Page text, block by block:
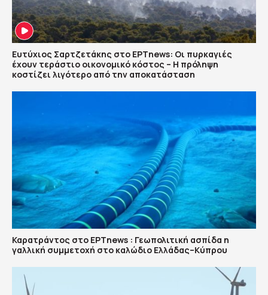
Ευτύχιος Σαρτζετάκης στο ΕΡΤnews: Οι πυρκαγιές
έχουν τεράστιο οικονομικό κόστος – Η πρόληψη
κοστίζει λιγότερο από την αποκατάσταση
Καρατράντος στο ΕΡΤnews : Γεωπολιτική ασπίδα η
γαλλική συμμετοχή στο καλώδιο Ελλάδας–Κύπρου